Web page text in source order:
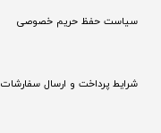
سیاست حفظ حریم خصوصی
شرایط پرداخت و ارسال سفارشات